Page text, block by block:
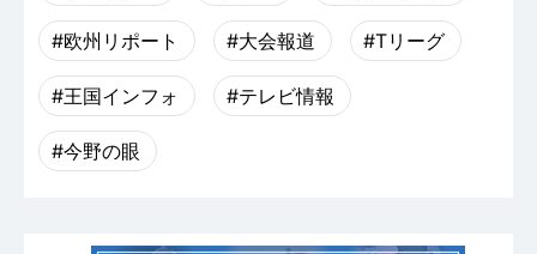
#欧州リポート #大会報道 #Tリーグ
#王国インフォ #テレビ情報
#今野の眼